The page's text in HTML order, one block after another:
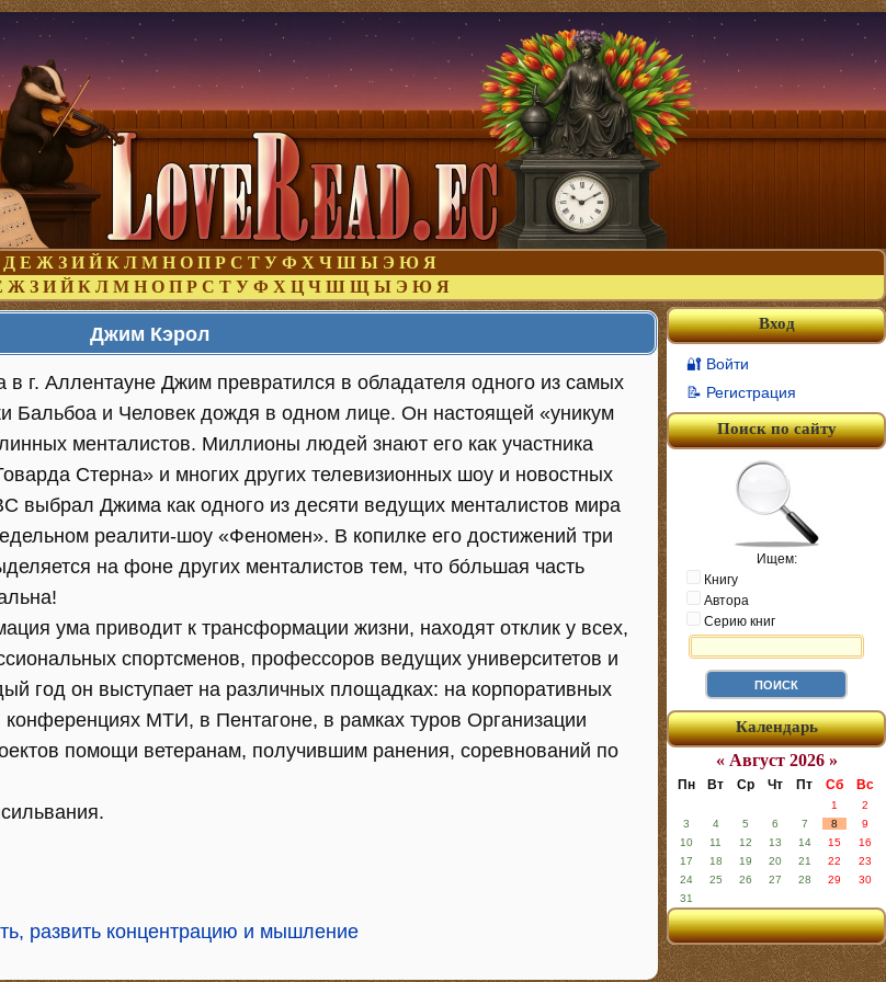
Д Е Ж З И Й К Л М Н О П Р С Т У Ф Х Ч Ш Ы Э Ю Я
Ж З И Й К Л М Н О П Р С Т У Ф Х Ц Ч Ш Щ Ы Э Ю Я
Джим Кэрол
в г. Аллентауне Джим превратился в обладателя одного из самых
Бальбоа и Человек дождя в одном лице. Он настоящей «уникум
менталистов. Миллионы людей знают его как участника
Стерна» и многих других телевизионных шоу и новостных
выбрал Джима как одного из десяти ведущих менталистов мира
реалити-шоу «Феномен». В копилке его достижений три
на фоне других менталистов тем, что бо́льшая часть
ума приводит к трансформации жизни, находят отклик у всех,
спортсменов, профессоров ведущих университетов и
год он выступает на различных площадках: на корпоративных
МТИ, в Пентагоне, в рамках туров Организации
помощи ветеранам, получившим ранения, соревнований по
развить концентрацию и мышление
Вход
🔐 Войти
📝 Регистрация
Поиск по сайту
Ищем:
Книгу
Автора
Серию книг
Календарь
« Август 2026 »
Пн Вт Ср Чт Пт Сб Вс
1
2
3
4 5 6 7 8
9
10
11 12 13 14 15
16
17
18 19 20 21 22
23
24
25 26 27 28 29
30
31